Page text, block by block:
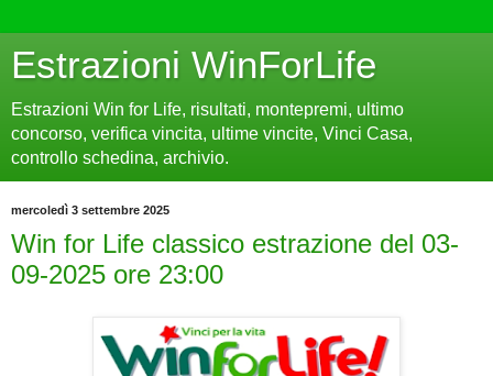
Estrazioni WinForLife
Estrazioni Win for Life, risultati, montepremi, ultimo
concorso, verifica vincita, ultime vincite, Vinci Casa,
controllo schedina, archivio.
mercoledì 3 settembre 2025
Win for Life classico estrazione del 03-
09-2025 ore 23:00